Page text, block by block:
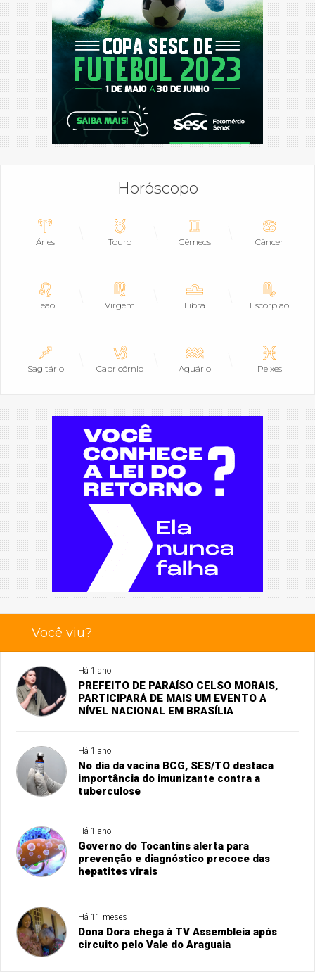
Horóscopo
Áries Touro Gêmeos Câncer
Leão Virgem Libra Escorpião
Sagitário Capricórnio Aquário Peixes
Você viu?
Há 1 ano
PREFEITO DE PARAÍSO CELSO MORAIS,
PARTICIPARÁ DE MAIS UM EVENTO A
NÍVEL NACIONAL EM BRASÍLIA
Há 1 ano
No dia da vacina BCG, SES/TO destaca
importância do imunizante contra a
tuberculose
Há 1 ano
Governo do Tocantins alerta para
prevenção e diagnóstico precoce das
hepatites virais
Há 11 meses
Dona Dora chega à TV Assembleia após
circuito pelo Vale do Araguaia